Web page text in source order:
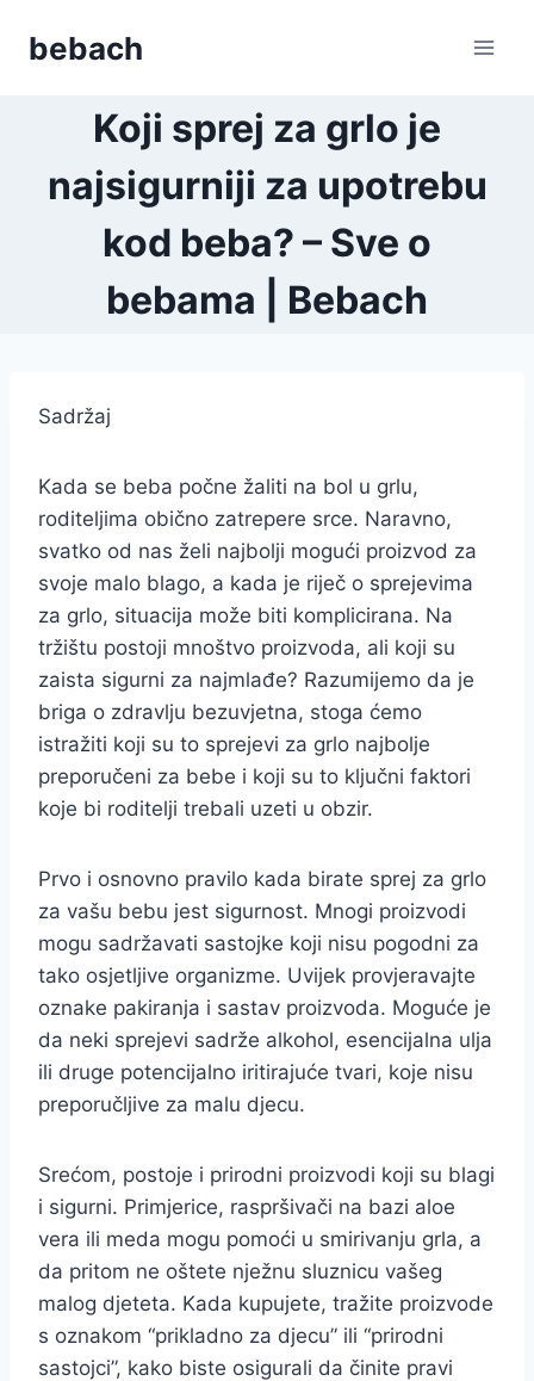
bebach
Koji sprej za grlo je
najsigurniji za upotrebu
kod beba? – Sve o
bebama | Bebach
Sadržaj
Kada se beba počne žaliti na bol u grlu,
roditeljima obično zatrepere srce. Naravno,
svatko od nas želi najbolji mogući proizvod za
svoje malo blago, a kada je riječ o sprejevima
za grlo, situacija može biti komplicirana. Na
tržištu postoji mnoštvo proizvoda, ali koji su
zaista sigurni za najmlađe? Razumijemo da je
briga o zdravlju bezuvjetna, stoga ćemo
istražiti koji su to sprejevi za grlo najbolje
preporučeni za bebe i koji su to ključni faktori
koje bi roditelji trebali uzeti u obzir.
Prvo i osnovno pravilo kada birate sprej za grlo
za vašu bebu jest sigurnost. Mnogi proizvodi
mogu sadržavati sastojke koji nisu pogodni za
tako osjetljive organizme. Uvijek provjeravajte
oznake pakiranja i sastav proizvoda. Moguće je
da neki sprejevi sadrže alkohol, esencijalna ulja
ili druge potencijalno iritirajuće tvari, koje nisu
preporučljive za malu djecu.
Srećom, postoje i prirodni proizvodi koji su blagi
i sigurni. Primjerice, raspršivači na bazi aloe
vera ili meda mogu pomoći u smirivanju grla, a
da pritom ne oštete nježnu sluznicu vašeg
malog djeteta. Kada kupujete, tražite proizvode
s oznakom “prikladno za djecu” ili “prirodni
sastojci”, kako biste osigurali da činite pravi